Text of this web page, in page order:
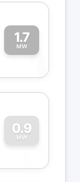
1.7
MW1
0.9
MW
0